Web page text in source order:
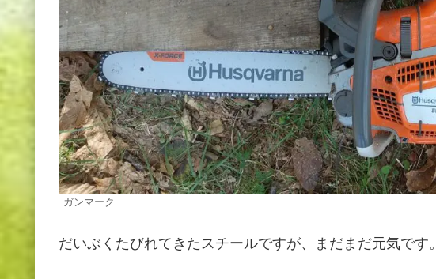
ガンマーク
だいぶくたびれてきたスチールですが、まだまだ元気です。